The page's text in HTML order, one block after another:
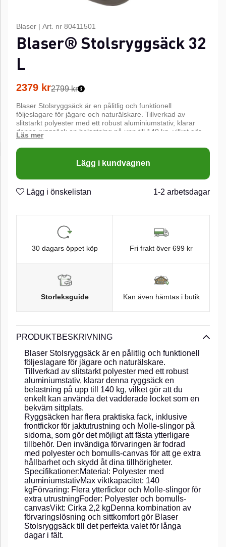
Blaser | Art. nr 80411501
Blaser® Stolsryggsäck 32
L
2379 kr2799 kr
Blaser Stolsryggsäck är en pålitlig och funktionell
följeslagare för jägare och naturälskare. Tillverkad av
slitstarkt polyester med ett robust aluminiumstativ, klarar
denna ryggsäck en belastning på upp till 140 kg, vilket gör
att du enkelt kan använda det vadderade locket som en
bekväm sittplats.
Lägg i kundvagnen
Lägg i önskelistan 1-2 arbetsdagar
30 dagars öppet köp Fri frakt över 699 kr
Storleksguide Kan även hämtas i butik
PRODUKTBESKRIVNING
Blaser Stolsryggsäck är en pålitlig och funktionell
följeslagare för jägare och naturälskare.
Tillverkad av slitstarkt polyester med ett robust
aluminiumstativ, klarar denna ryggsäck en
belastning på upp till 140 kg, vilket gör att du
enkelt kan använda det vadderade locket som en
bekväm sittplats.
Ryggsäcken har flera praktiska fack, inklusive
frontfickor för jaktutrustning och Molle-slingor på
sidorna, som gör det möjligt att fästa ytterligare
tillbehör. Den invändiga förvaringen är fodrad
med polyester och bomulls-canvas för att ge extra
hållbarhet och skydd åt dina tillhörigheter.
Specifikationer:Material: Polyester med
aluminiumstativMax viktkapacitet: 140
kgFörvaring: Flera ytterfickor och Molle-slingor för
extra utrustningFoder: Polyester och bomulls-
canvasVikt: Cirka 2,2 kgDenna kombination av
förvaringslösning och sittkomfort gör Blaser
Stolsryggsäck till det perfekta valet för långa
dagar i fält.